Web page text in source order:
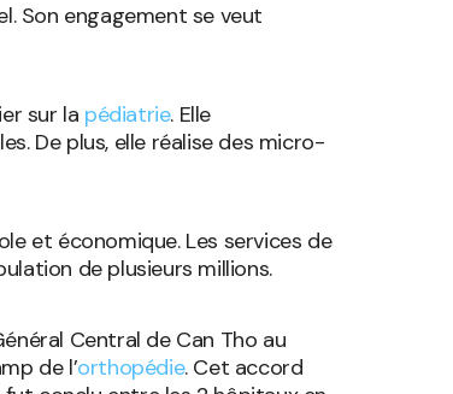
Son engagement se veut
sur la pédiatrie. Elle
De plus, elle réalise des micro-
et économique. Les services de
de plusieurs millions.
Central de Can Tho au
de l’orthopédie. Cet accord